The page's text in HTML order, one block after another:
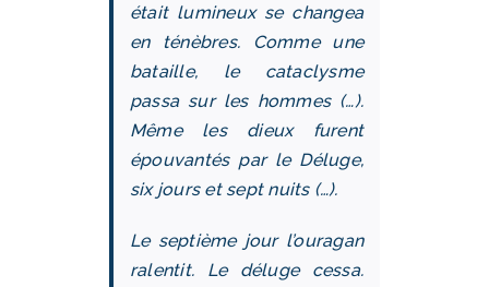
était lumineux se changea
en ténèbres. Comme une
bataille, le cataclysme
passa sur les hommes (…).
Même les dieux furent
épouvantés par le Déluge,
six jours et sept nuits (…).
Le septième jour l’ouragan
ralentit. Le déluge cessa.